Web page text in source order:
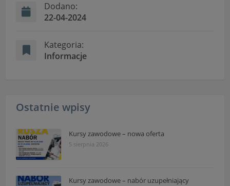
Dodano:
22-04-2024
Kategoria:
Informacje
Ostatnie wpisy
Kursy zawodowe – nowa oferta
5 sierpnia 2026
Kursy zawodowe – nabór uzupełniający
czas w sekcji